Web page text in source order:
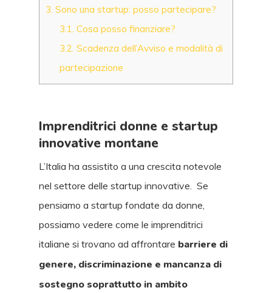
3. Sono una startup: posso partecipare?
3.1. Cosa posso finanziare?
3.2. Scadenza dell’Avviso e modalità di
partecipazione
Imprenditrici donne e startup
innovative montane
L’Italia ha assistito a una crescita notevole
nel settore delle startup innovative. Se
pensiamo a startup fondate da donne,
possiamo vedere come le imprenditrici
italiane si trovano ad affrontare barriere di
genere, discriminazione e mancanza di
sostegno soprattutto in ambito